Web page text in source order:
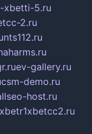
xbetti-5.ru
2.ru
ev-gallery.ru
csm-demo.ru
host.ru